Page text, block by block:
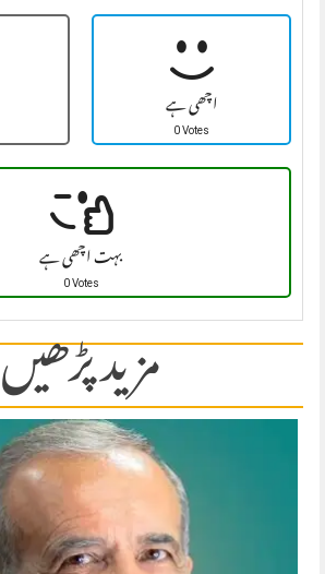
اچھی ہے
0 Votes
بہت اچھی ہے
0 Votes
مزید پڑھیں